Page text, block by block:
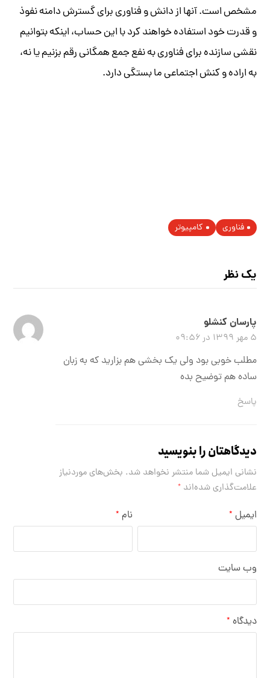
مشخص است. آنها از دانش و فناوری برای گسترش دامنه نفوذ
و قدرت خود استفاده خواهند کرد با این حساب، اینکه بتوانیم
نقشی سازنده برای فناوری به نفع جمع همگانی رقم بزنیم یا نه،
به اراده و کنش اجتماعی ما بستگی دارد.
فناوری کامپیوتر
یک نظر
پارسان کنشلو
۵ مهر ۱۳۹۹ در ۰۹:۵۶
مطلب خوبی بود ولی یک بخشی هم بزارید که به زبان
ساده هم توضیح بده
پاسخ
دیدگاهتان را بنویسید
نشانی ایمیل شما منتشر نخواهد شد. بخش‌های موردنیاز
علامت‌گذاری شده‌اند*
نام * ایمیل *
وب‌ سایت
دیدگاه *